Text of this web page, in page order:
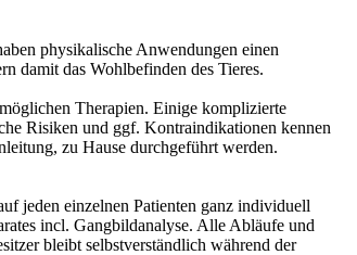
physikalische Anwendungen einen
damit das Wohlbefinden des Tieres.
Therapien. Einige komplizierte
Risiken und ggf. Kontraindikationen kennen
zu Hause durchgeführt werden.
jeden einzelnen Patienten ganz individuell
incl. Gangbildanalyse. Alle Abläufe und
bleibt selbstverständlich während der